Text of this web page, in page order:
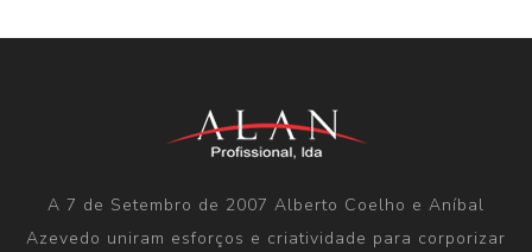
A 7 de Setembro de 2007 Alberto Coelho e Aníbal
Azevedo uniram esforços e criatividade para corporizar